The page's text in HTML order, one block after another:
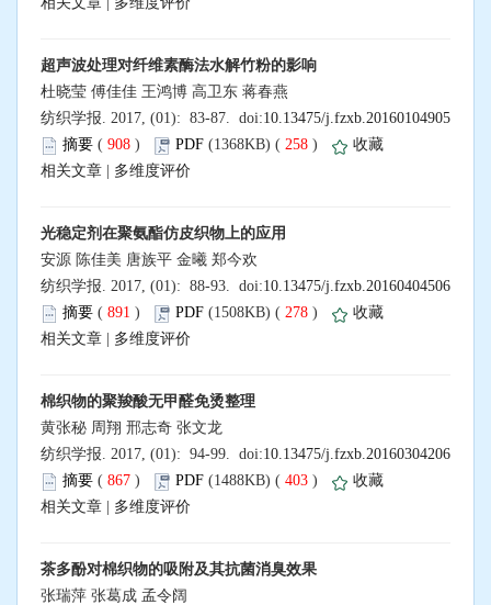
超声波处理对纤维素酶法水解竹粉的影响
杜晓莹 傅佳佳 王鸿博 高卫东 蒋春燕
纺织学报. 2017, (01): 83-87. doi:10.13475/j.fzxb.20160104905
摘要 ( 908 ) PDF (1368KB) ( 258 )
收藏
相关文章
多维度评价
光稳定剂在聚氨酯仿皮织物上的应用
安源 陈佳美 唐族平 金曦 郑今欢
纺织学报. 2017, (01): 88-93. doi:10.13475/j.fzxb.20160404506
摘要 ( 891 ) PDF (1508KB) ( 278 )
收藏
相关文章
多维度评价
棉织物的聚羧酸无甲醛免烫整理
黄张秘 周翔 邢志奇 张文龙
纺织学报. 2017, (01): 94-99. doi:10.13475/j.fzxb.20160304206
摘要 ( 867 ) PDF (1488KB) ( 403 )
收藏
相关文章
多维度评价
茶多酚对棉织物的吸附及其抗菌消臭效果
张瑞萍 张葛成 孟令阔